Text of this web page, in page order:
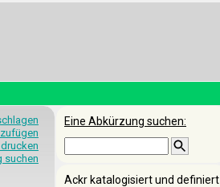
suchen
Eine Abkürzung suchen:
Ackr katalogisiert und definiert